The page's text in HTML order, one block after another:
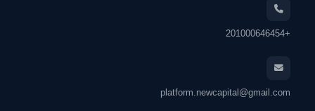
+201000646454
platform.newcapital@gmail.com